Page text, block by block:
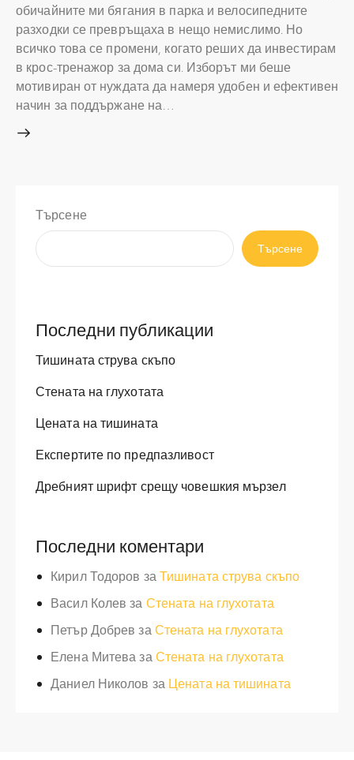
обичайните ми бягания в парка и велосипедните
разходки се превръщаха в нещо немислимо. Но
всичко това се промени, когато реших да инвестирам
в крос-тренажор за дома си. Изборът ми беше
мотивиран от нуждата да намеря удобен и ефективен
начин за поддържане на…
Търсене
Търсене
Последни публикации
Тишината струва скъпо
Стената на глухотата
Цената на тишината
Експертите по предпазливост
Дребният шрифт срещу човешкия мързел
Последни коментари
Кирил Тодоров за Тишината струва скъпо
Васил Колев за Стената на глухотата
Петър Добрев за Стената на глухотата
Елена Митева за Стената на глухотата
Даниел Николов за Цената на тишината